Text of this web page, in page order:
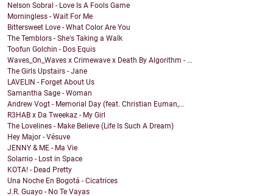
Nelson Sobral - Love Is A Fools Game
Morningless - Wait For Me
Bittersweet Love - What Color Are You
The Temblors - She's Taking a Walk
Toofun Golchin - Dos Equis
Waves_On_Waves x Crimewave x Death By Algorithm - ...
The Girls Upstairs - Jane
LAVELIN - Forget About Us
Samantha Sage - Woman
Andrew Vogt - Memorial Day (feat. Christian Euman,...
R3HAB x Da Tweekaz - My Girl
The Lovelines - Make Believe (Life Is Such A Dream)
Hey Major - Vésuve
JENNY & ME - Ma Vie
Solarrio - Lost in Space
KOTA! - Dead Pretty
Una Noche En Bogotá - Cicatrices
J.R. Guayo - No Te Vayas